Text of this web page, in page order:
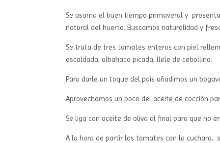
Se asoma el buen tiempo primaveral y
natural del huerto. Buscamos naturalidad y
Se trata de tres tomates enteros con piel
escaldada, albahaca picada, llele de cebollino.
Para darle un toque del país añadimos un
Aprovechamos un poco del aceite de cocción
Se liga con aceite de oliva al final para que no
A la hora de partir los tomates con la cuchara,